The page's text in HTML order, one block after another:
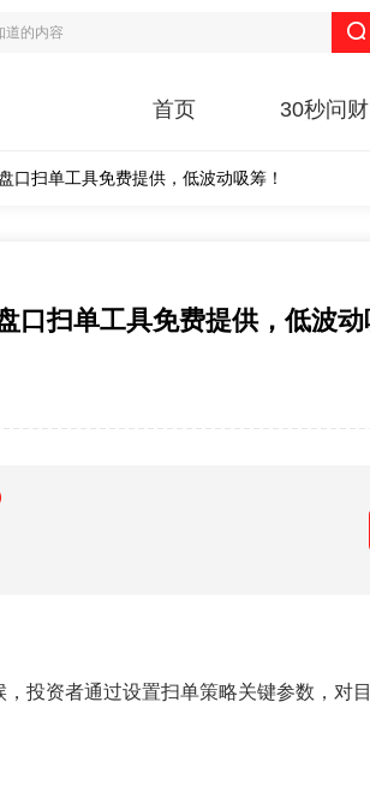
首页 30秒问财
口扫单工具免费提供，低波动吸筹！
口扫单工具免费提供，低波动
投资者通过设置扫单策略关键参数，对